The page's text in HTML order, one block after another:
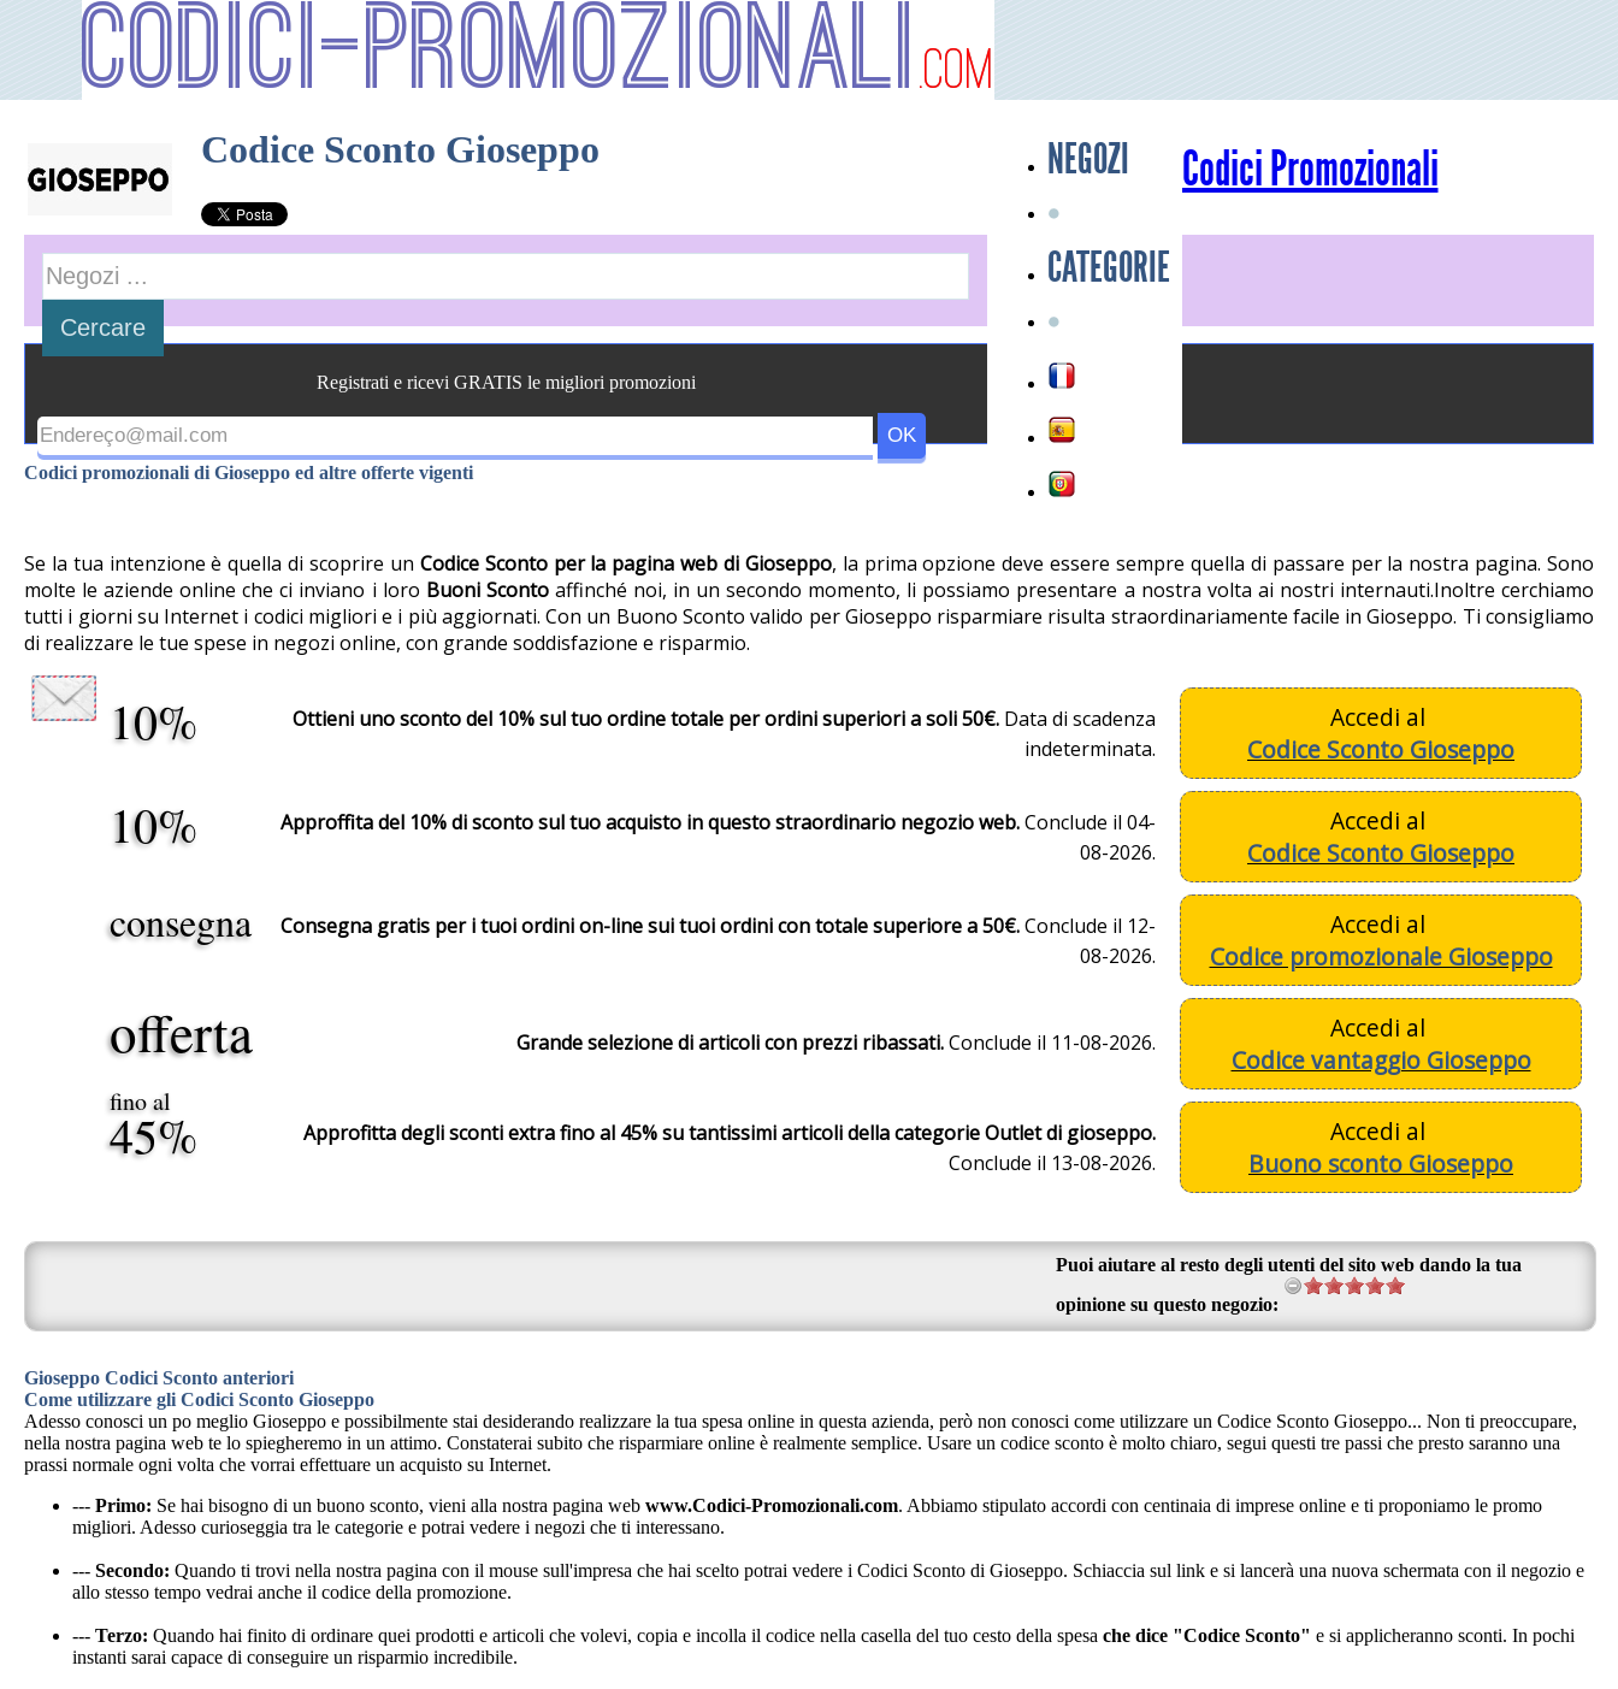
Codici-Promozionali .com
Codici Promozionali
NEGOZI
CATEGORIE
Codice Sconto Gioseppo
Se la tua intenzione è quella di scoprire un Codice Sconto per la pagina web di Gioseppo, la prima opzione deve essere sempre quella di passare per la nostra pagina. Sono
molte le aziende online che ci inviano i loro Buoni Scontoaffinché noi, in un secondo momento, li possiamo presentare a nostra volta ai nostri internauti.Inoltre cerchiamo
tutti i giorni su Internet i codici migliori e i più aggiornati. Con un Buono Sconto valido per Gioseppo risparmiare risulta straordinariamente facile in Gioseppo. Ti consigliamo
di realizzare le tue spese in negozi online, con grande soddisfazione e risparmio.
Registrati e ricevi GRATIS le migliori promozioni
Codici promozionali di Gioseppo ed altre offerte vigenti
10% Ottieni uno sconto del 10% sul tuo ordine totale per ordini superiori a soli 50€. Data di scadenza
indeterminata.
Accedi al
Codice Sconto Gioseppo
10% Approffita del 10% di sconto sul tuo acquisto in questo straordinario negozio web.Conclude il 04-
08-2026.
Accedi al
Codice Sconto Gioseppo
consegna Consegna gratis per i tuoi ordini on-line sui tuoi ordini con totale superiore a 50€.Conclude il 12-
08-2026.
Accedi al
Codice promozionale Gioseppo
offerta Grande selezione di articoli con prezzi ribassati.Conclude il 11-08-2026.
Accedi al
Codice vantaggio Gioseppo
fino al
45%
Approfitta degli sconti extra fino al 45% su tantissimi articoli della categorie Outlet di gioseppo.
Conclude il 13-08-2026.
Accedi al
Buono sconto Gioseppo
Puoi aiutare al resto degli utenti del sito web dando la tua
opinione su questo negozio:
Gioseppo Codici Sconto anteriori
Come utilizzare gli Codici Sconto Gioseppo
Adesso conosci un po meglio Gioseppo e possibilmente stai desiderando realizzare la tua spesa online in questa azienda, però non conosci come utilizzare un Codice Sconto Gioseppo... Non ti preoccupare,
nella nostra pagina web te lo spiegheremo in un attimo. Constaterai subito che risparmiare online è realmente semplice. Usare un codice sconto è molto chiaro, segui questi tre passi che presto saranno una
prassi normale ogni volta che vorrai effettuare un acquisto su Internet.
--- Primo: Se hai bisogno di un buono sconto, vieni alla nostra pagina web www.Codici-Promozionali.com. Abbiamo stipulato accordi con centinaia di imprese online e ti proponiamo le promo
migliori. Adesso curioseggia tra le categorie e potrai vedere i negozi che ti interessano.
--- Secondo: Quando ti trovi nella nostra pagina con il mouse sull'impresa che hai scelto potrai vedere i Codici Sconto di Gioseppo. Schiaccia sul link e si lancerà una nuova schermata con il negozio e
allo stesso tempo vedrai anche il codice della promozione.
--- Terzo: Quando hai finito di ordinare quei prodotti e articoli che volevi, copia e incolla il codice nella casella del tuo cesto della spesa che dice "Codice Sconto" e si applicheranno sconti. In pochi
instanti sarai capace di conseguire un risparmio incredibile.